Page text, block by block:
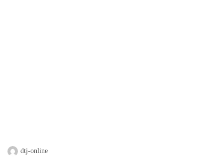
dtj-online